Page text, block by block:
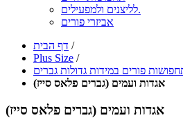
לליצנים ולמפעילים.
אביזרי פורים
דף הבית /
Plus Size /
אגדות ועמים (גברים פלאס סייז)
אגדות ועמים (גברים פלאס סייז)